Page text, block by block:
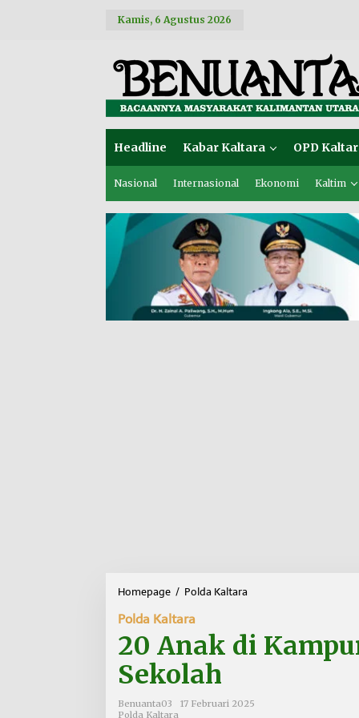
Kamis, 6 Agustus 2026
Headline Kabar Kaltara OPD
Nasional Internasional Ekonomi Kaltim
Homepage / Polda Kaltara
n
K
Polda Kaltara
20 Anak di
Sekolah
Benuanta03
17 Februari 2025
Polda Kaltara